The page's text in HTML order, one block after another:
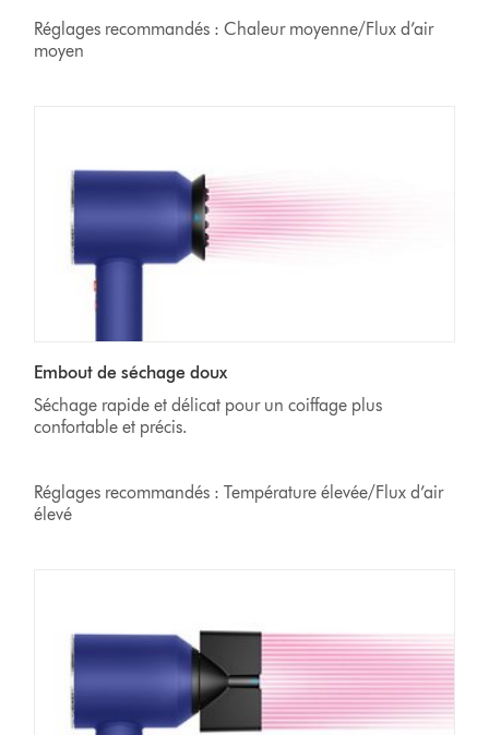
Réglages recommandés : Chaleur moyenne/Flux d’air
moyen
Embout de séchage doux
Séchage rapide et délicat pour un coiffage plus
confortable et précis.
Réglages recommandés : Température élevée/Flux d’air
élevé